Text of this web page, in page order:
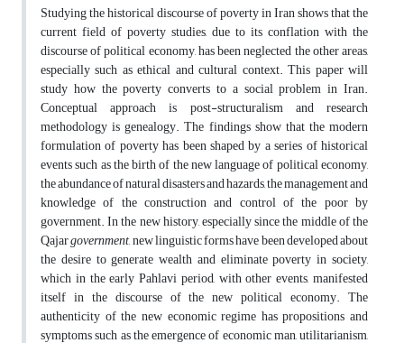
Studying the historical discourse of poverty in Iran shows that the
current field of poverty studies, due to its conflation with the
discourse of political economy, has been neglected the other areas,
especially such as ethical and cultural context. This paper will
study how the poverty converts to a social problem in Iran.
Conceptual approach is post-structuralism and research
methodology is genealogy. The findings show that the modern
formulation of poverty has been shaped by a series of historical
events such as the birth of the new language of political economy,
the abundance of natural disasters and hazards, the management and
knowledge of the construction and control of the poor by
government. In the new history, especially since the middle of the
Qajargovernment, new linguistic forms have been developed about
the desire to generate wealth and eliminate poverty in society,
which in the early Pahlavi period, with other events, manifested
itself in the discourse of the new political economy. The
authenticity of the new economic regime has propositions and
symptoms such as the emergence of economic man, utilitarianism,